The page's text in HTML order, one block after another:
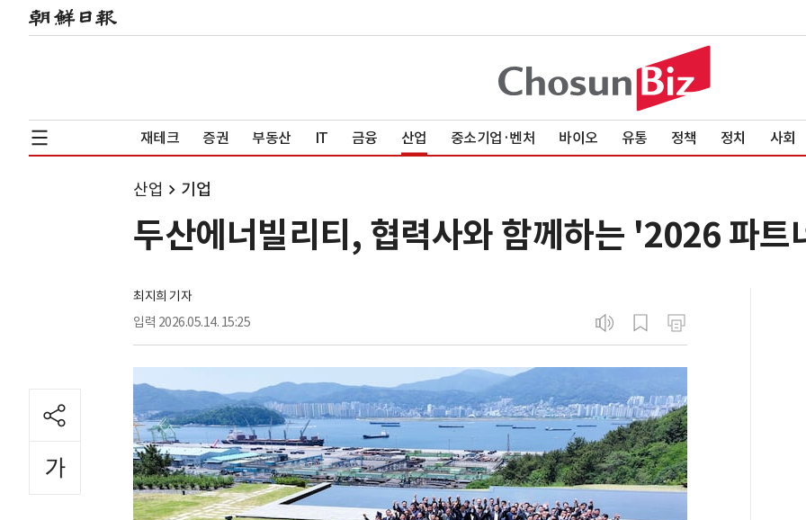
재테크 증권 부동산 IT 금융 산업 중소기업·벤처 바이오 유통 정책 정치 사회
산업 기업
두산에너빌리티, 협력사와 함께하는 '2026 파트
최지희 기자
입력 2026.05.14. 15:25